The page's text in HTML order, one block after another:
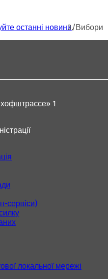
останні новини Вибори
1
сервіси)
локальної мережі